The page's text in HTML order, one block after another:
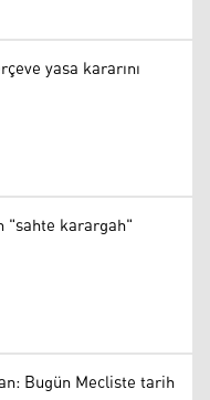
yasa kararını
"sahte karargah"
Bugün Mecliste tarih